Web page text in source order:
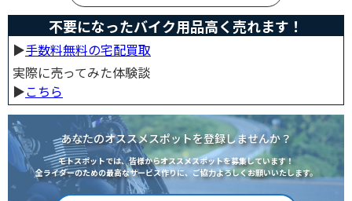
不要になったバイク用品高く売れます！
▶︎手数料無料の宅配買取
実際に売ってみた体験談
▶︎こちら
あなたのオススメスポットを登録しませんか？
モトスポットでは、皆様からオススメスポットを募集しています！
全ライダーのための最高なサービス作りに、ご協力よろしくお願いいたします。